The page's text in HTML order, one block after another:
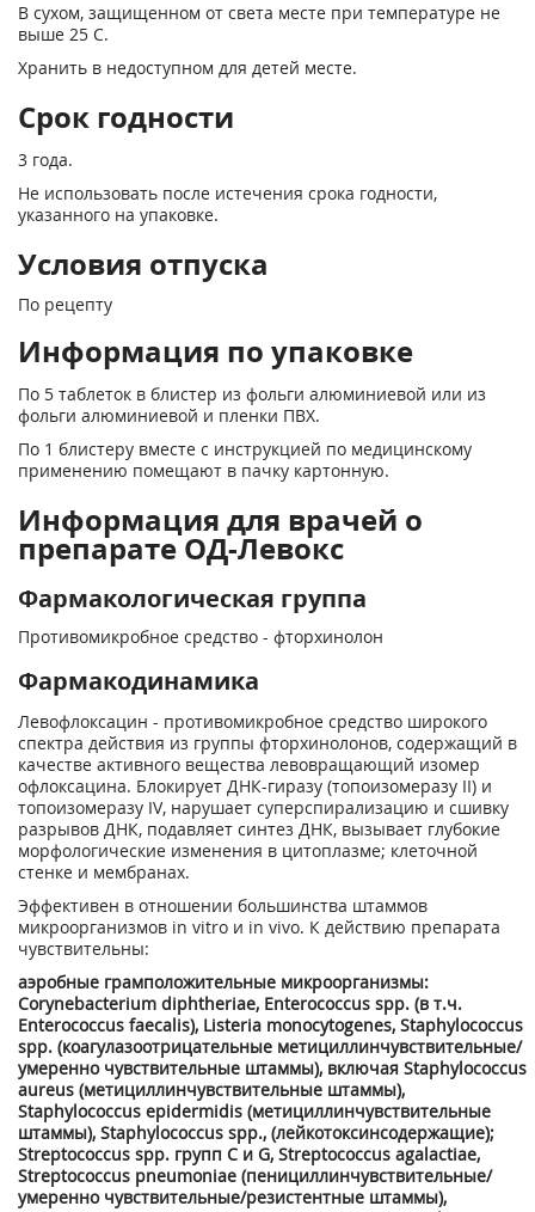
В сухом, защищенном от света месте при температуре не
выше 25 С.
Хранить в недоступном для детей месте.
Срок годности
3 года.
Не использовать после истечения срока годности,
указанного на упаковке.
Условия отпуска
По рецепту
Информация по упаковке
По 5 таблеток в блистер из фольги алюминиевой или из
фольги алюминиевой и пленки ПВХ.
По 1 блистеру вместе с инструкцией по медицинскому
применению помещают в пачку картонную.
Информация для врачей о
препарате ОД-Левокс
Фармакологическая группа
Противомикробное средство - фторхинолон
Фармакодинамика
Левофлоксацин - противомикробное средство широкого
спектра действия из группы фторхинолонов, содержащий в
качестве активного вещества левовращающий изомер
офлоксацина. Блокирует ДНК-гиразу (топоизомеразу II) и
топоизомеразу IV, нарушает суперспирализацию и сшивку
разрывов ДНК, подавляет синтез ДНК, вызывает глубокие
морфологические изменения в цитоплазме; клеточной
стенке и мембранах.
Эффективен в отношении большинства штаммов
микроорганизмов in vitro и in vivo. К действию препарата
чувствительны:
аэробные грамположительные микроорганизмы:
Corynebacterium diphtheriae, Enterococcus spp. (в т.ч.
Enterococcus faecalis), Listeria monocytogenes, Staphylococcus
spp. (коагулазоотрицательные метициллинчувствительные/
умеренно чувствительные штаммы), включая Staphylococcus
aureus (метициллинчувствительные штаммы),
Staphylococcus epidermidis (метициллинчувствительные
штаммы), Staphylococcus spp., (лейкотоксинсодержащие);
Streptococcus spp. групп С и G, Streptococcus agalactiae,
Streptococcus pneumoniae (пенициллинчувствительные/
умеренно чувствительные/резистентные штаммы),